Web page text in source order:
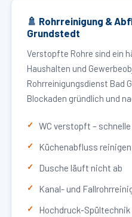
🚿 Rohrreinigung &
Grundstedt
Verstopfte Rohre sind ein
Haushalten und
Rohrreinigungsdienst Bad
Blockaden gründlich und
WC verstopft –
Küchenabfluss reinigen
Dusche läuft nicht ab
Kanal- und
Hochdruck-Spültechnik